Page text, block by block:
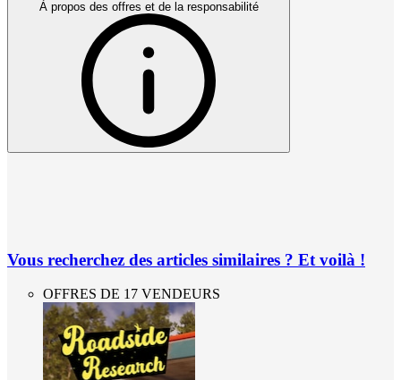
À propos des offres et de la responsabilité
Vous recherchez des articles similaires ? Et voilà !
OFFRES DE 17 VENDEURS